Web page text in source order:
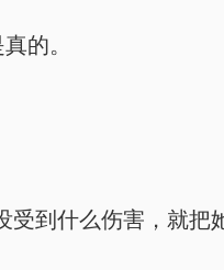
的。
受到什么伤害，就把